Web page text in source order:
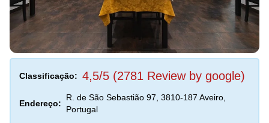
Classificação: 4,5/5 (2781 Review by google)
Endereço:
R. de São Sebastião 97, 3810-187 Aveiro,
Portugal